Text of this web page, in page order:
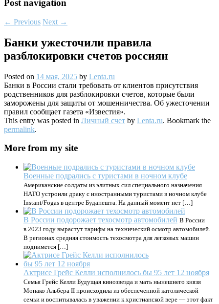
Post navigation
← Previous Next →
Банки ужесточили правила
разблокировки счетов россиян
Posted on 14 мая, 2025 by Lenta.ru
Банки в России стали требовать от клиентов присутствия
родственников для разблокировки счетов, которые были
заморожены для защиты от мошенничества. Об ужесточении
правил сообщает газета «Известия».
This entry was posted in Личный счет by Lenta.ru. Bookmark the
permalink.
More from my site
Военные подрались с туристами в ночном клубе
Американские солдаты из элитных сил специального назначения
НАТО устроили драку с иностранными туристами в ночном клубе
Instant/Fogas в центре Будапешта. На данный момент нет […]
В России подорожает техосмотр автомобилей В России
в 2023 году вырастут тарифы на технический осмотр автомобилей.
В регионах средняя стоимость техосмотра для легковых машин
поднимется […]
Актрисе Грейс Келли исполнилось бы 95 лет 12 ноября
Семья Грейс Келли Будущая кинозвезда и мать нынешнего князя
Монако Альбера II происходила из обеспеченной католической
семьи и воспитывалась в уважении к христианской вере — этот факт